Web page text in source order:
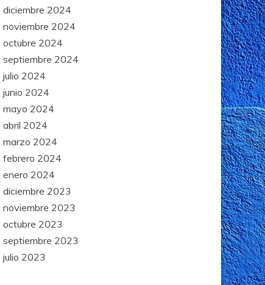
diciembre 2024
noviembre 2024
octubre 2024
septiembre 2024
julio 2024
junio 2024
mayo 2024
abril 2024
marzo 2024
febrero 2024
enero 2024
diciembre 2023
noviembre 2023
octubre 2023
septiembre 2023
julio 2023